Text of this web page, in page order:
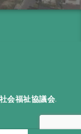
会福祉協議会.